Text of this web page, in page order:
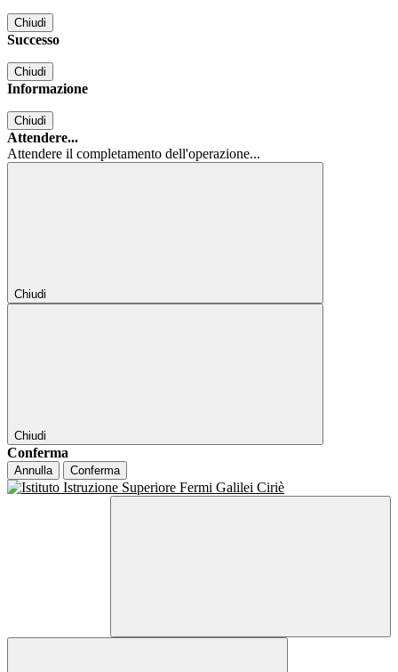
Chiudi
Successo
Chiudi
Informazione
Chiudi
Attendere...
Attendere il completamento dell'operazione...
Chiudi
Chiudi
Conferma
Annulla Conferma